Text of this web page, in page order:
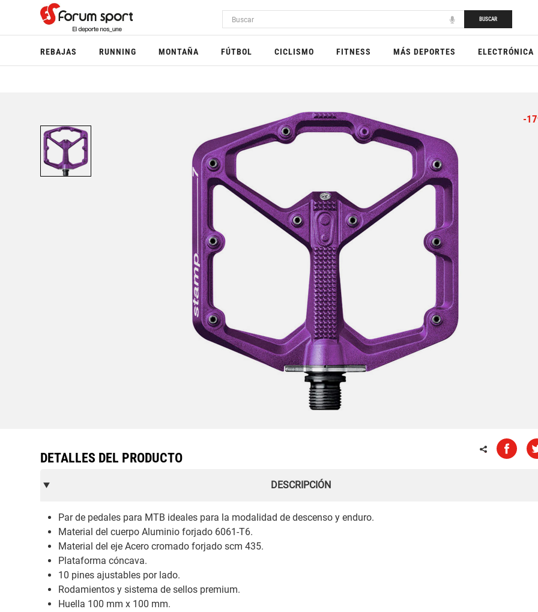
BUSCAR
REBAJAS RUNNING MONTAÑA FÚTBOL CICLISMO FITNESS MÁS DEPORTES ELECTRÓNICA
-17
DETALLES DEL PRODUCTO
DESCRIPCIÓN
Par de pedales para MTB ideales para la modalidad de descenso y enduro.
Material del cuerpo Aluminio forjado 6061-T6.
Material del eje Acero cromado forjado scm 435.
Plataforma cóncava.
10 pines ajustables por lado.
Rodamientos y sistema de sellos premium.
Huella 100 mm x 100 mm.